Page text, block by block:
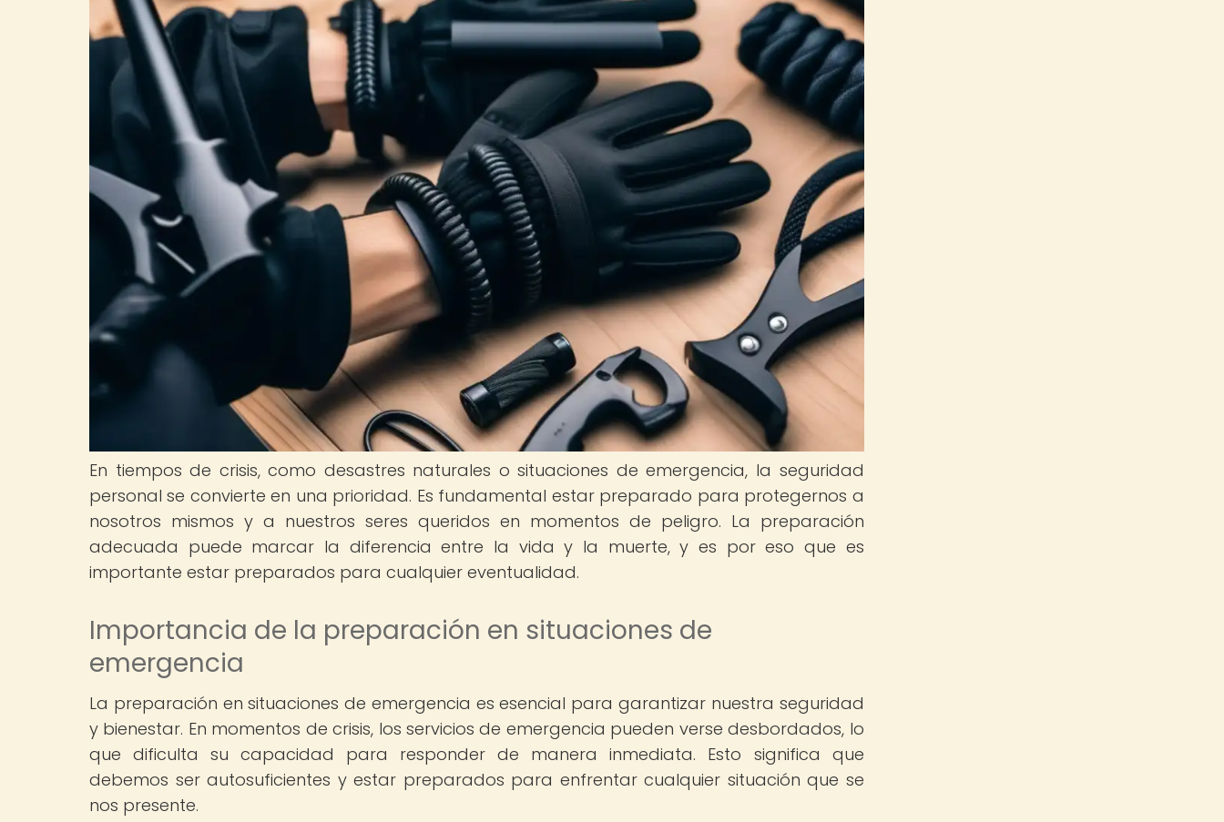
En tiempos de crisis, como desastres naturales o situaciones de emergencia, la seguridad
personal se convierte en una prioridad. Es fundamental estar preparado para protegernos a
nosotros mismos y a nuestros seres queridos en momentos de peligro. La preparación
adecuada puede marcar la diferencia entre la vida y la muerte, y es por eso que es
importante estar preparados para cualquier eventualidad.
Importancia de la preparación en situaciones de
emergencia
La preparación en situaciones de emergencia es esencial para garantizar nuestra seguridad
y bienestar. En momentos de crisis, los servicios de emergencia pueden verse desbordados, lo
que dificulta su capacidad para responder de manera inmediata. Esto significa que
debemos ser autosuficientes y estar preparados para enfrentar cualquier situación que se
nos presente.